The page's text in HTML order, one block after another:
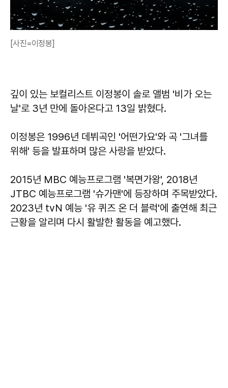
[사진=이정봉]
깊이 있는 보컬리스트 이정봉이 솔로 앨범 '비가 오는
날'로 3년 만에 돌아온다고 13일 밝혔다.
이정봉은 1996년 데뷔곡인 '어떤가요'와 곡 '그녀를
위해' 등을 발표하며 많은 사랑을 받았다.
2015년 MBC 예능프로그램 '복면가왕', 2018년
JTBC 예능프로그램 '슈가맨'에 등장하며 주목받았다.
2023년 tvN 예능 '유 퀴즈 온 더 블럭'에 출연해 최근
근황을 알리며 다시 활발한 활동을 예고했다.